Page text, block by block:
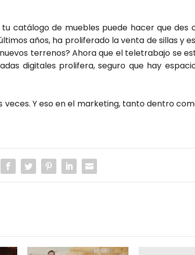
catá­lo­go de mue­bles pue­de hacer que des
años, ha pro­li­fe­ra­do la ven­ta de sillas y
terre­nos? Aho­ra que el tele­tra­ba­jo se
digi­ta­les pro­li­fe­ra, segu­ro que hay
veces. Y eso en el mar­ke­ting, tan­to den­tro